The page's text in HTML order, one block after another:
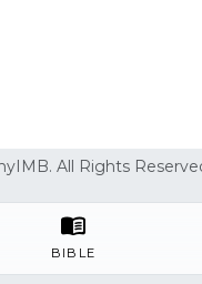
BIBLE
All Rights